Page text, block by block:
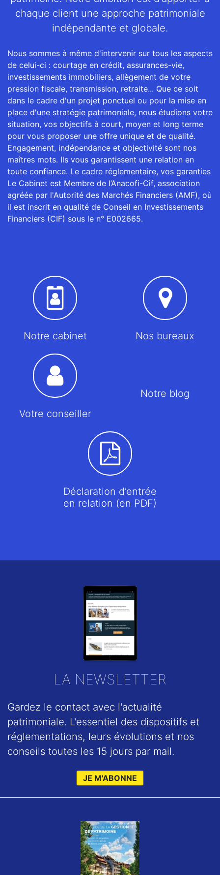
chaque client une approche patrimoniale
indépendante et globale.
Nous sommes à même d'intervenir sur tous les aspects
de celui-ci : courtage en crédit, assurances-vie,
investissements immobiliers, allègement de votre
pression fiscale, transmission, retraite... Que ce soit
dans le cadre d'un projet ponctuel ou pour la mise en
place d'une stratégie patrimoniale, nous étudions votre
situation, vos objectifs à court, moyen et long terme
pour vous proposer une offre unique et de qualité.
Engagement, indépendance et objectivité sont nos
maîtres mots. Ils vous garantissent une relation en
toute confiance. Le cadre réglementaire, vos garanties
Le Cabinet est Membre de l’Anacofi-Cif, association
agréée par l'Autorité des Marchés Financiers (AMF), où
il est inscrit en qualité de Conseil en Investissements
Financiers (CIF) sous le n° E002665.
Notre cabinet Nos bureaux
Votre conseiller
Notre blog
Déclaration d’entrée
en relation (en PDF)
LA NEWSLETTER
Gardez le contact avec l'actualité
patrimoniale. L'essentiel des dispositifs et
réglementations, leurs évolutions et nos
conseils toutes les 15 jours par mail.
JE M'ABONNE